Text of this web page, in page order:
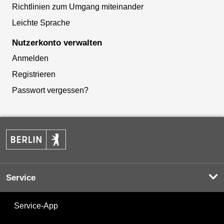
Richtlinien zum Umgang miteinander
Leichte Sprache
Nutzerkonto verwalten
Anmelden
Registrieren
Passwort vergessen?
Service
Service-App